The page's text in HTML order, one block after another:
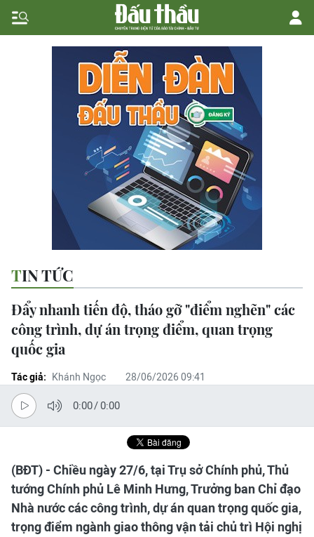
TIN TỨC
Đẩy nhanh tiến độ, tháo gỡ "điểm nghẽn" các
công trình, dự án trọng điểm, quan trọng
quốc gia
Tác giả: Khánh Ngọc 28/06/2026 09:41
0:00/0:00
(BĐT) - Chiều ngày 27/6, tại Trụ sở Chính phủ, Thủ
tướng Chính phủ Lê Minh Hưng, Trưởng ban Chỉ đạo
Nhà nước các công trình, dự án quan trọng quốc gia,
trọng điểm ngành giao thông vận tải chủ trì Hội nghị